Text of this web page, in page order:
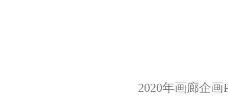
2020年画廊企画